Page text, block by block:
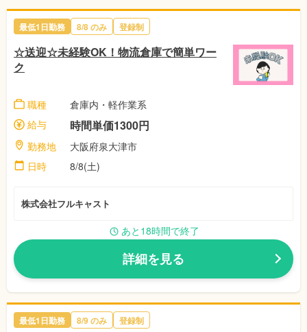
最低1日勤務 8/8のみ 登録制
☆送迎☆未経験OK！物流倉庫で簡単ワー
ク
職種
倉庫内・軽作業系
給与
時間単価1300円
勤務地
大阪府泉大津市
日時
8/8(土)
株式会社フルキャスト
あと18時間で終了
詳細を見る
最低1日勤務 8/9のみ 登録制